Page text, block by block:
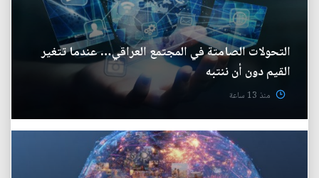
التحولات الصامتة في المجتمع العراقي… عندما تتغير
القيم دون أن ننتبه
منذ 13 ساعة